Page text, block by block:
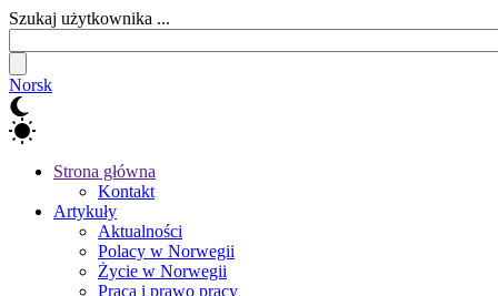
Szukaj użytkownika ...
Norsk
Strona główna
Kontakt
Artykuły
Aktualności
Polacy w Norwegii
Życie w Norwegii
Praca i prawo pracy